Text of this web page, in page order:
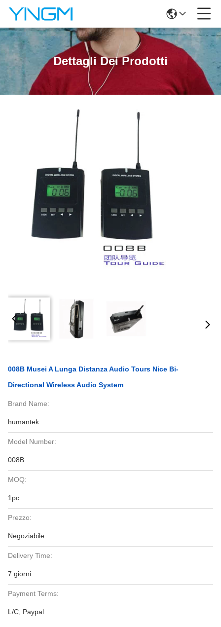
Dettagli Dei Prodotti
008B Musei A Lunga Distanza Audio Tours Nice Bi-
Directional Wireless Audio System
Brand Name:
humantek
Model Number:
008B
MOQ:
1pc
Prezzo:
Negoziabile
Delivery Time:
7 giorni
Payment Terms:
L/C, Paypal